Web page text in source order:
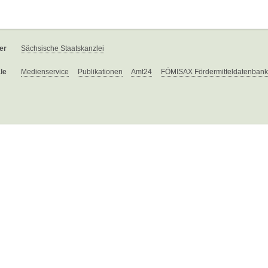
Sächsische Staatskanzlei
Medienservice Publikationen Amt24 FÖMISAX Fördermitteldatenbank